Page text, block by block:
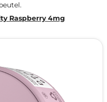
Raspberry 4mg